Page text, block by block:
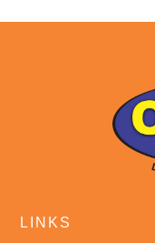
LINKS